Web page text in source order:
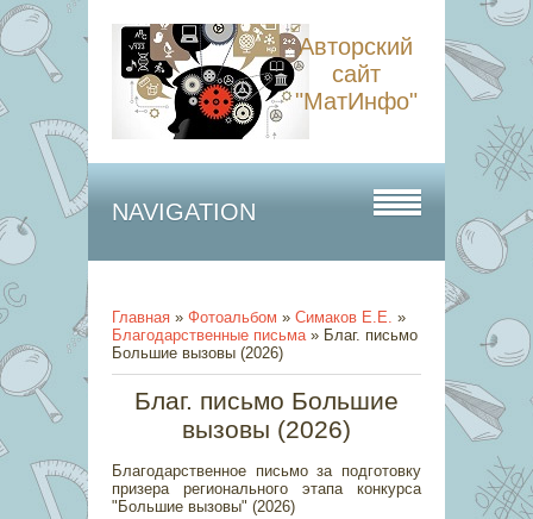
Авторский
сайт
"МатИнфо"
NAVIGATION
Главная » Фотоальбом » Симаков Е.Е. »
Благодарственные письма» Благ. письмо
Большие вызовы (2026)
Благ. письмо Большие
вызовы (2026)
Благодарственное письмо за подготовку
призера регионального этапа конкурса
"Большие вызовы" (2026)